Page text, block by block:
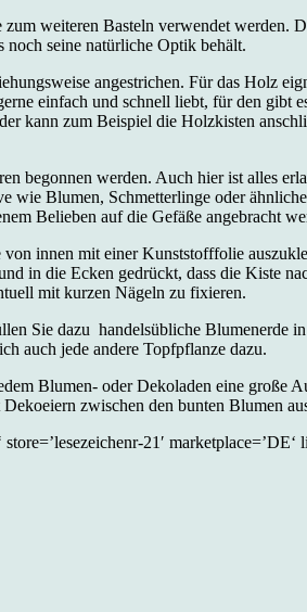
zum weiteren Basteln verwendet werden.
noch seine natürliche Optik behält.
angestrichen. Für das Holz
einfach und schnell liebt, für den gibt
kann zum Beispiel die Holzkisten
begonnen werden. Auch hier ist alles
Blumen, Schmetterlinge oder
Belieben auf die Gefäße angebracht
von innen mit einer Kunststofffolie
in die Ecken gedrückt, dass die Kiste
mit kurzen Nägeln zu fixieren.
Sie dazu handelsübliche Blumenerde
auch jede andere Topfpflanze dazu.
Blumen- oder Dekoladen eine große
zwischen den bunten Blumen
21′